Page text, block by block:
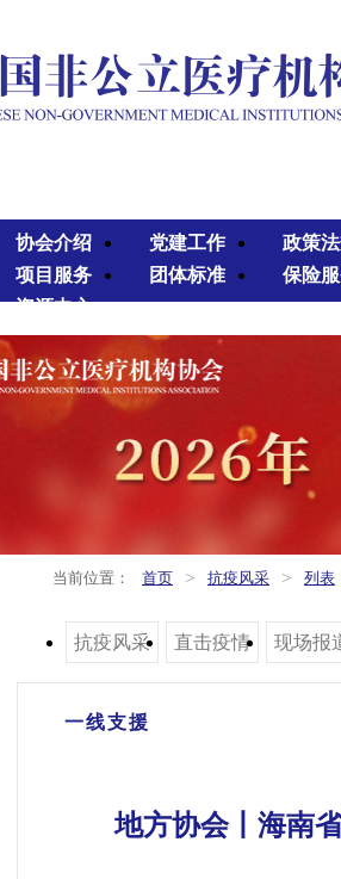
协会介绍 党建工作
政策
项目服务 团体标准
保险
资源中心
当前位置： 首页 > 抗疫风采 > 列表
抗疫风采 直击疫情 现场报
一线支援
地方协会丨​海南